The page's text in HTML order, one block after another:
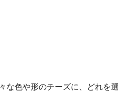
な色や形のチーズに、どれを